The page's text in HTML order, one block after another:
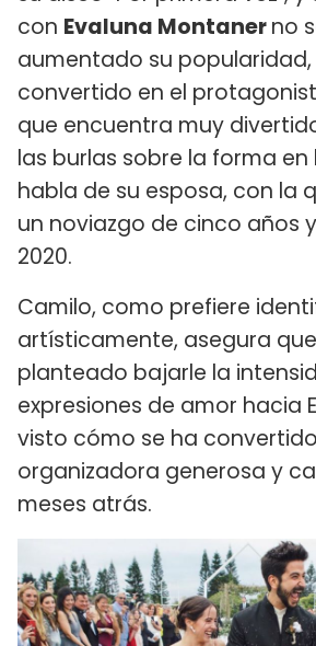
con Evaluna Montanerno
aumentado su popularidad,
convertido en el
que encuentra muy
las burlas sobre la forma
habla de su esposa, con la
un noviazgo de cinco años
2020.
Camilo, como prefiere
artísticamente, asegura
planteado bajarle la
expresiones de amor hacia
visto cómo se ha
organizadora generosa y
meses atrás.